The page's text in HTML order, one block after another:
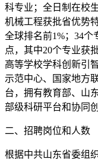
科专业；全日制在校
机械工程获批省优势
全球排名前1%；34
点，其中20个专业获
高等学校学科创新引
示范中心、国家地方
台，拥有教育部、山
部级科研平台和协同
二、招聘岗位和人数
根据中共山东省委组